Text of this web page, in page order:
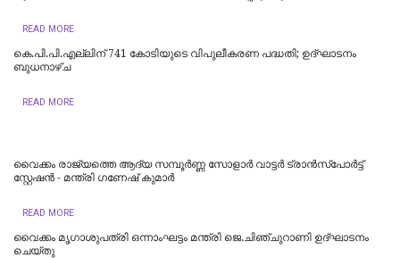
READ MORE
കെ.പി.പി.എല്ലിന് 741 കോടിയുടെ വിപുലീകരണ പദ്ധതി; ഉദ്ഘാടനം
ബുധനാഴ്ച
READ MORE
വൈക്കം രാജ്യത്തെ ആദ്യ സമ്പൂർണ്ണ സോളാർ വാട്ടർ ട്രാൻസ്പോർട്ട്
സ്റ്റേഷൻ - മന്ത്രി ഗണേഷ് കുമാർ
READ MORE
വൈക്കം മൃഗാശുപത്രി ഒന്നാംഘട്ടം മന്ത്രി ജെ.ചിഞ്ചുറാണി ഉദ്ഘാടനം
ചെയ്തു